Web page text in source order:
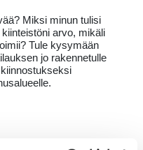
Miksi minun tulisi
arvo, mikäli
Tule kysymään
jo rakennetulle